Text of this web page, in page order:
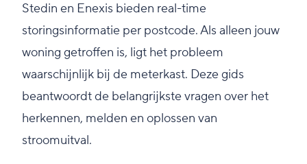
Stedin en Enexis bieden real-time
storingsinformatie per postcode. Als alleen jouw
woning getroffen is, ligt het probleem
waarschijnlijk bij de meterkast. Deze gids
beantwoordt de belangrijkste vragen over het
herkennen, melden en oplossen van
stroomuitval.